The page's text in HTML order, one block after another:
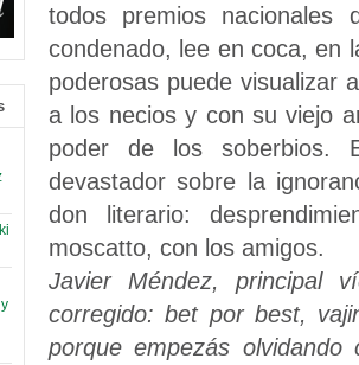
todos premios
condenado, lee en coca, en
poderosas puede visualizar
a los necios y con su viejo
poder de los soberbios.
devastador sobre la
don literario:
moscatto, con los amigos.
Javier Méndez, principal
corregido: bet por best,
porque empezás